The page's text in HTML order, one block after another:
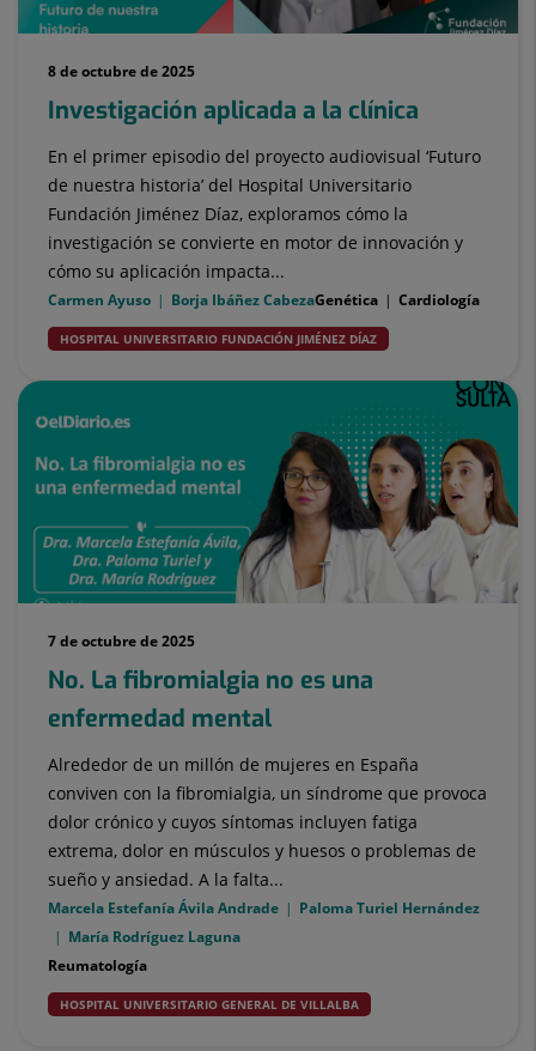
8 de octubre de 2025
Investigación aplicada a la clínica
En el primer episodio del proyecto audiovisual ‘Futuro
de nuestra historia’ del Hospital Universitario
Fundación Jiménez Díaz, exploramos cómo la
investigación se convierte en motor de innovación y
cómo su aplicación impacta...
Carmen Ayuso Borja Ibáñez CabezaGenética Cardiología
HOSPITAL UNIVERSITARIO FUNDACIÓN JIMÉNEZ DÍAZ
7 de octubre de 2025
No. La fibromialgia no es una
enfermedad mental
Alrededor de un millón de mujeres en España
conviven con la fibromialgia, un síndrome que provoca
dolor crónico y cuyos síntomas incluyen fatiga
extrema, dolor en músculos y huesos o problemas de
sueño y ansiedad. A la falta...
Marcela Estefanía Ávila Andrade
Paloma Turiel Hernández
María Rodríguez Laguna
Reumatología
HOSPITAL UNIVERSITARIO GENERAL DE VILLALBA